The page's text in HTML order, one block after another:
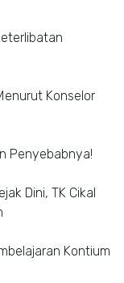
Konselor
Penyebabnya!
Dini, TK Cikal
Kontium